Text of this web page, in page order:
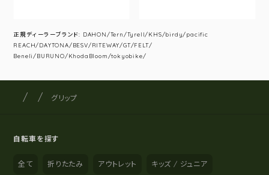
正規ディーラーブランド: DAHON/Tern/Tyrell/KHS/birdy/pacific
REACH/DAYTONA/BESV/RITEWAY/GT/FELT/
Beneli/BURUNO/KhodaBloom/tokyobike/
サイト内の現在地
サイクルショップナカゴヤ
グリップ
自転車を探す
全て 折りたたみ アウトレット キッズ / ジュニア